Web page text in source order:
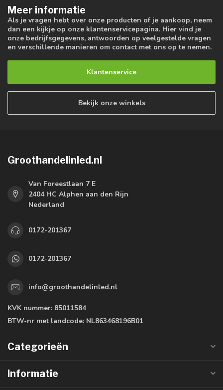
Meer informatie
Als je vragen hebt over onze producten of je aankoop, neem
dan een kijkje op onze klantenservicepagina. Hier vind je
onze bedrijfsgegevens, antwoorden op veelgestelde vragen
en verschillende manieren om contact met ons op te nemen.
Klantenservice
Bekijk onze winkels
Groothandelinled.nl
Van Foreestlaan 7 E
2404 HC Alphen aan den Rijn
Nederland
0172-201367
0172-201367
info@groothandelinled.nl
KVK nummer: 85011584
BTW-nr met landcode: NL863468196B01
Categorieën
Informatie